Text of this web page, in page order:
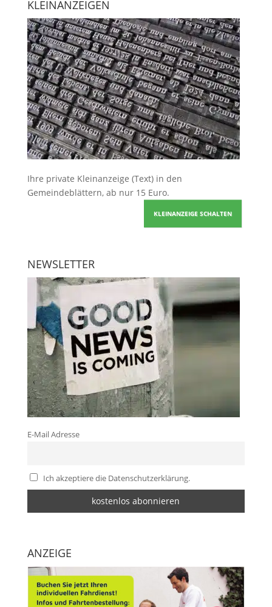
KLEINANZEIGEN
Ihre private Kleinanzeige (Text) in den
Gemeindeblättern, ab nur 15 Euro.
KLEINANZEIGE SCHALTEN
NEWSLETTER
E-Mail Adresse
Ich akzeptiere die Datenschutzerklärung.
ANZEIGE